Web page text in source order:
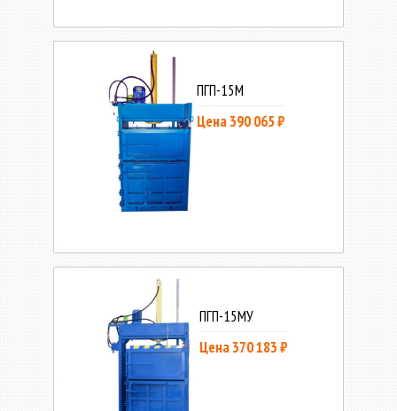
ПГП-15М
Цена 390 065 ₽
ПГП-15МУ
Цена 370 183 ₽